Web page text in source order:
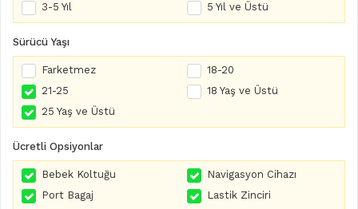
3-5 Yıl
5 Yıl ve Üstü
Sürücü Yaşı
Farketmez
18-20
21-25
18 Yaş ve Üstü
25 Yaş ve Üstü
Ücretli Opsiyonlar
Bebek Koltuğu
Navigasyon Cihazı
Port Bagaj
Lastik Zinciri